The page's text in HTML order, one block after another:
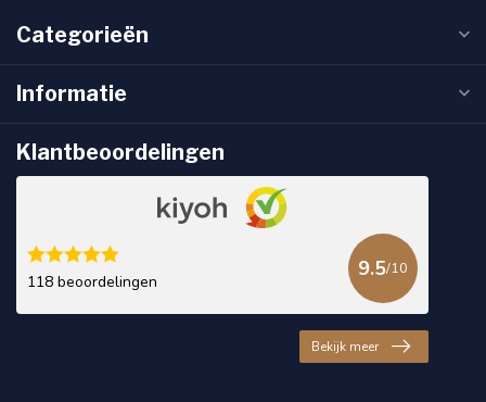
Categorieën
Informatie
Klantbeoordelingen
118 beoordelingen
9.5/10
Bekijk meer